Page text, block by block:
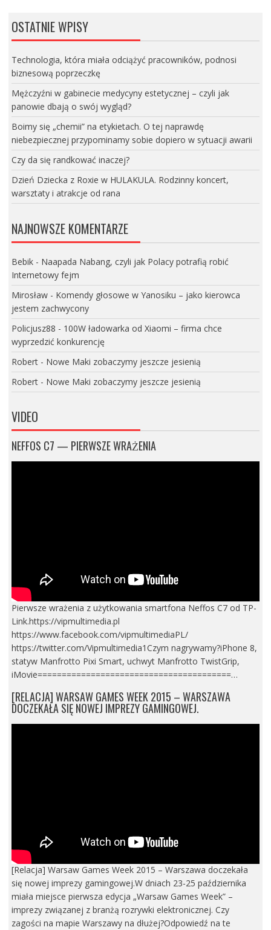
OSTATNIE WPISY
Technologia, która miała odciążyć pracowników, podnosi
biznesową poprzeczkę
Mężczyźni w gabinecie medycyny estetycznej – czyli jak
panowie dbają o swój wygląd?
Boimy się „chemii” na etykietach. O tej naprawdę
niebezpiecznej przypominamy sobie dopiero w sytuacji awarii
Czy da się randkować inaczej?
Dzień Dziecka z Roxie w HULAKULA. Rodzinny koncert,
warsztaty i atrakcje od rana
NAJNOWSZE KOMENTARZE
Bebik- Naapada Nabang, czyli jak Polacy potrafią robić
Internetowy fejm
Mirosław- Komendy głosowe w Yanosiku – jako kierowca
jestem zachwycony
Policjusz88 - 100W ładowarka od Xiaomi – firma chce
wyprzedzić konkurencję
Robert- Nowe Maki zobaczymy jeszcze jesienią
Robert- Nowe Maki zobaczymy jeszcze jesienią
VIDEO
NEFFOS C7 — PIERWSZE WRAŻENIA
Pierwsze wrażenia z użytkowania smartfona Neffos C7 od TP-
Link.https://vipmultimedia.pl
https://www.facebook.com/vipmultimediaPL/
https://twitter.com/Vipmultimedia1Czym nagrywamy?iPhone 8,
statyw Manfrotto Pixi Smart, uchwyt Manfrotto TwistGrip,
iMovie========================================…
[RELACJA] WARSAW GAMES WEEK 2015 – WARSZAWA
DOCZEKAŁA SIĘ NOWEJ IMPREZY GAMINGOWEJ.
[Relacja] Warsaw Games Week 2015 – Warszawa doczekała
się nowej imprezy gamingowej.W dniach 23-25 października
miała miejsce pierwsza edycja „Warsaw Games Week” –
imprezy związanej z branżą rozrywki elektronicznej. Czy
zagości na mapie Warszawy na dłużej?Odpowiedź na te